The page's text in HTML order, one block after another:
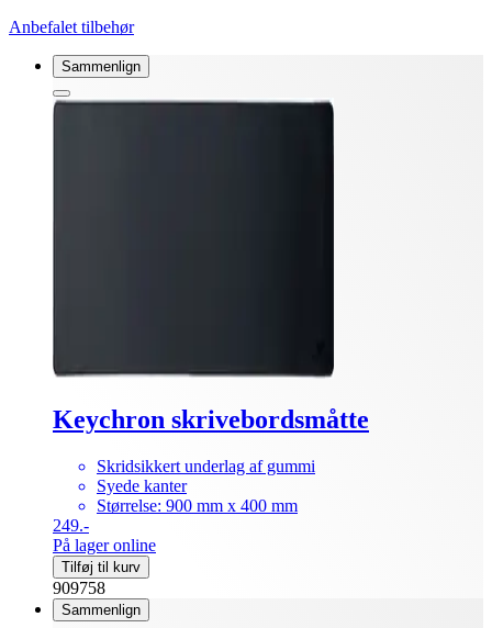
Anbefalet tilbehør
Sammenlign
Keychron skrivebordsmåtte
Skridsikkert underlag af gummi
Syede kanter
Størrelse: 900 mm x 400 mm
249.-
På lager online
Tilføj til kurv
909758
Sammenlign